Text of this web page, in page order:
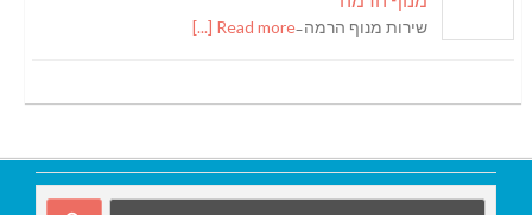
שירות מנוף הרמה ̵Read more [...]